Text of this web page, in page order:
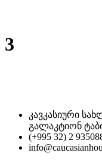
3
კავკასიური
გალაკტიონ
(+995 32) 2